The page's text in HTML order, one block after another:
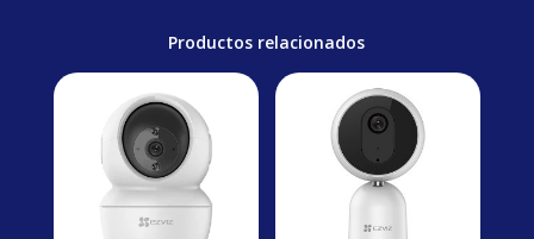
Productos relacionados